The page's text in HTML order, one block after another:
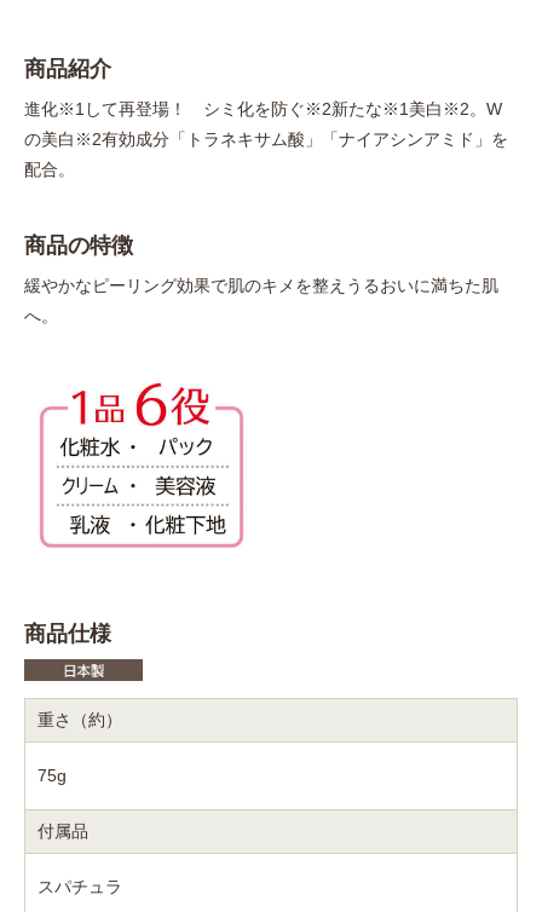
商品紹介
進化※1して再登場！ シミ化を防ぐ※2新たな※1美白※2。W
の美白※2有効成分「トラネキサム酸」「ナイアシンアミド」を
配合。
商品の特徴
緩やかなピーリング効果で肌のキメを整えうるおいに満ちた肌
へ。
商品仕様
重さ（約）
75g
付属品
スパチュラ